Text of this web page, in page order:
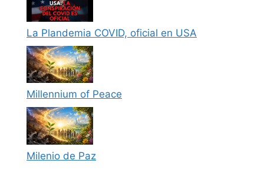
La Plandemia COVID, oficial en USA
Millennium of Peace
Milenio de Paz